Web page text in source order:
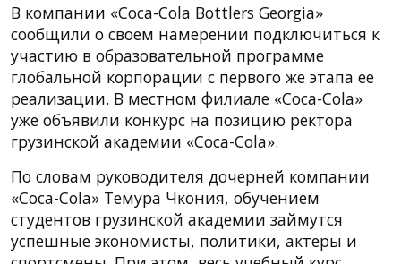
В компании «Coca-Cola Bottlers Georgia»
сообщили о своем намерении подключиться к
участию в образовательной программе
глобальной корпорации с первого же этапа ее
реализации. В местном филиале «Coca-Cola»
уже объявили конкурс на позицию ректора
грузинской академии «Coca-Cola».
По словам руководителя дочерней компании
«Coca-Cola» Темура Чкония, обучением
студентов грузинской академии займутся
успешные экономисты, политики, актеры и